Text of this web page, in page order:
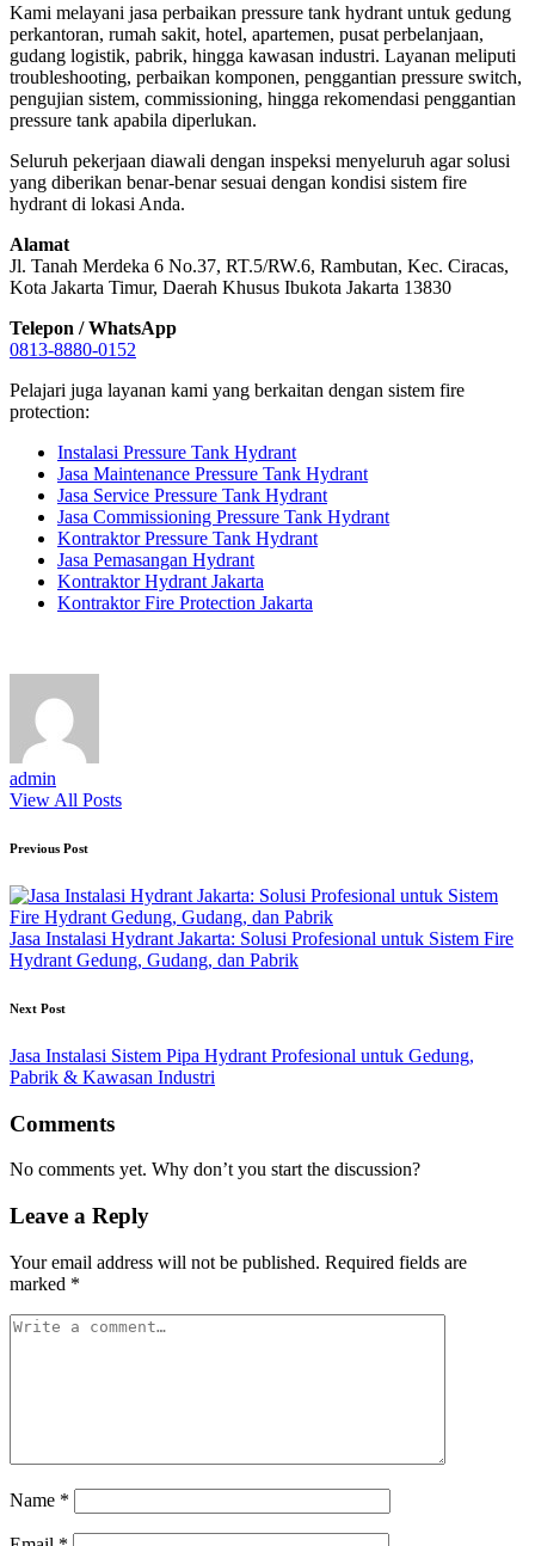
Kami melayani jasa perbaikan pressure tank hydrant untuk gedung
perkantoran, rumah sakit, hotel, apartemen, pusat perbelanjaan,
gudang logistik, pabrik, hingga kawasan industri. Layanan meliputi
troubleshooting, perbaikan komponen, penggantian pressure switch,
pengujian sistem, commissioning, hingga rekomendasi penggantian
pressure tank apabila diperlukan.
Seluruh pekerjaan diawali dengan inspeksi menyeluruh agar solusi
yang diberikan benar-benar sesuai dengan kondisi sistem fire
hydrant di lokasi Anda.
Alamat
Jl. Tanah Merdeka 6 No.37, RT.5/RW.6, Rambutan, Kec. Ciracas,
Kota Jakarta Timur, Daerah Khusus Ibukota Jakarta 13830
Telepon / WhatsApp
0813-8880-0152
Pelajari juga layanan kami yang berkaitan dengan sistem fire
protection:
Instalasi Pressure Tank Hydrant
Jasa Maintenance Pressure Tank Hydrant
Jasa Service Pressure Tank Hydrant
Jasa Commissioning Pressure Tank Hydrant
Kontraktor Pressure Tank Hydrant
Jasa Pemasangan Hydrant
Kontraktor Hydrant Jakarta
Kontraktor Fire Protection Jakarta
admin
View All Posts
Post
navigation
Previous Post
Jasa Instalasi Hydrant Jakarta: Solusi Profesional untuk Sistem Fire
Hydrant Gedung, Gudang, dan Pabrik
Next Post
Jasa Instalasi Sistem Pipa Hydrant Profesional untuk Gedung,
Pabrik & Kawasan Industri
Comments
No comments yet. Why don’t you start the discussion?
Leave a Reply
Your email address will not be published. Required fields are
marked *
Name *